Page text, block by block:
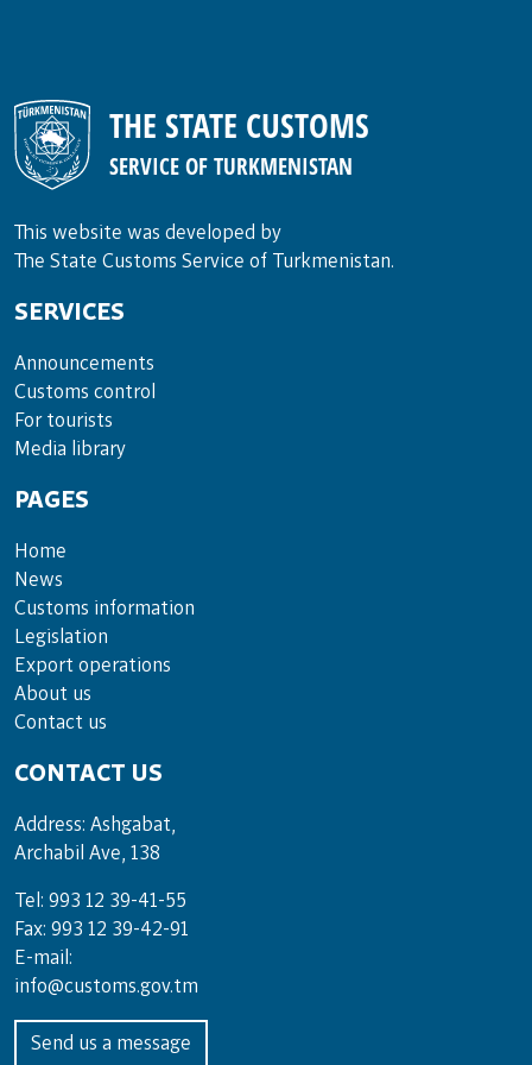
THE STATE CUSTOMS
SERVICE OF TURKMENISTAN
This website was developed by
The State Customs Service of Turkmenistan.
SERVICES
Announce­ments
Cus­toms con­trol
For tou­rists
Media lib­rary
PAGES
Home
News
Customs information
Legislation
Export operations
About us
Contact us
CONTACT US
Address: Ashgabat,
Archabil Ave, 138
Tel: 993 12 39-41-55
Fax: 993 12 39-42-91
E-mail:
info@customs.gov.tm
Send us a message